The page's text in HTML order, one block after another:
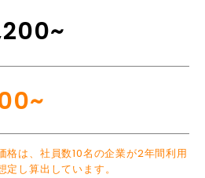
格は、社員数10名の企業が2年間利用
定し算出しています。